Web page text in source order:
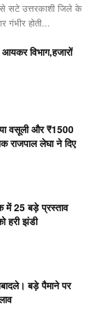
सटे उत्तरकाशी जिले के
गंभीर होती...
विभाग,हजारों
वसूली और ₹1500
राजपाल लेघा ने दिए
में 25 बड़े प्रस्ताव
हरी झंडी
बड़े पैमाने पर